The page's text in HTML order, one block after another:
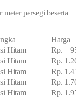
persegi beserta
Harga
Hitam
Rp.
Hitam
Rp.
Hitam
Rp.
Hitam
Rp.
Hitam Rp.